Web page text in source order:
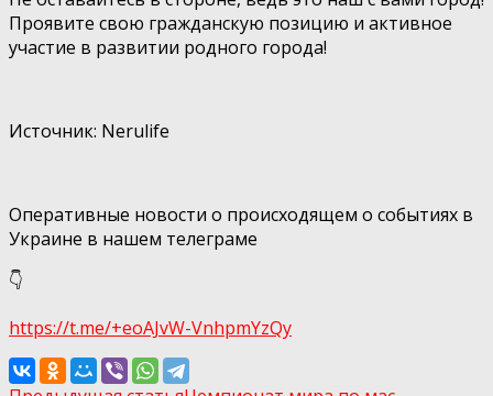
Проявите свою гражданскую позицию и активное
участие в развитии родного города!
Источник: Nerulife
Оперативные новости о происходящем о событиях в
Украине в нашем телеграме
👇
https://t.me/+eoAJvW-VnhpmYzQy